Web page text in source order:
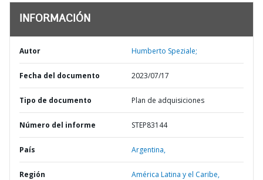
INFORMACIÓN
Autor Humberto Speziale;
Fecha del documento 2023/07/17
Tipo de documento Plan de adquisiciones
Número del informe STEP83144
País Argentina,
Región América Latina y el Caribe,